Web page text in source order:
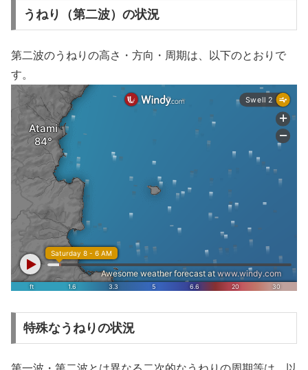
うねり（第二波）の状況
第二波のうねりの高さ・方向・周期は、以下のとおりで
す。
特殊なうねりの状況